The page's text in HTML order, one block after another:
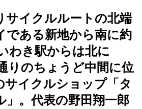
サイクルルートの北端
である新地から南に約
わき駅からは北に
りのちょうど中間に位
サイクルショップ「タ
」。代表の野田翔一郎